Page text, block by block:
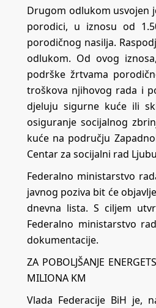
Drugom odlukom usvojen
porodici, u iznosu od
porodičnog nasilja.
odlukom. Od ovog
podrške žrtvama
troškova njihovog rada i
djeluju sigurne kuće ili
osiguranje socijalnog
kuće na području
Centar za socijalni rad
Federalno ministarstvo
javnog poziva bit će
dnevna lista. S ciljem
Federalno ministarstvo
dokumentacije.
ZA POBOLJŠANJE
MILIONA KM
Vlada Federacije BiH je,